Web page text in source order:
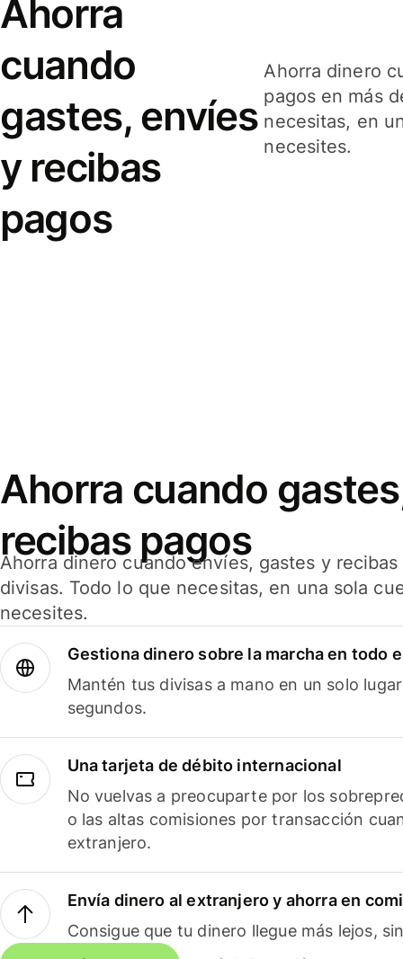
Ahorra
cuando
gastes, envíes
y recibas
pagos
Ahorra dinero
pagos en más
necesitas, en
necesites.
Ahorra cuando
recibas pagos
Ahorra dinero cuando envíes, gastes y
divisas. Todo lo que necesitas, en una sola
necesites.
Gestiona dinero sobre la marcha en todo
Mantén tus divisas a mano en un solo
segundos.
Una tarjeta de débito internacional
No vuelvas a preocuparte por los
o las altas comisiones por transacción
extranjero.
Envía dinero al extranjero y ahorra en
Consigue que tu dinero llegue más lejos,